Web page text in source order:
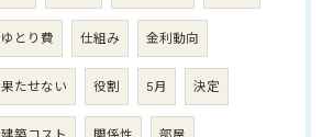
ゆとり費 仕組み 金利動向
果たせない 役割 5月 決定